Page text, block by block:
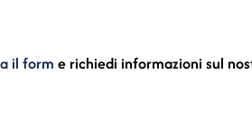
il form e richiedi informazioni sul